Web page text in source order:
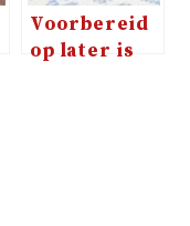
Voorbereid
op later is